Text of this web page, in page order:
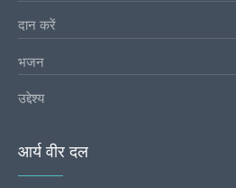
दान करें
भजन
उद्देश्य
आर्य वीर दल